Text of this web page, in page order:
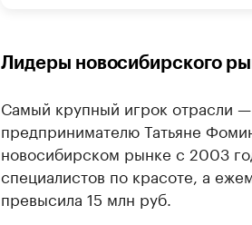
Лидеры новосибирского
Самый крупный игрок отрасли
предпринимателю Татьяне
новосибирском рынке с 2003
специалистов по красоте, а
превысила 15 млн руб.